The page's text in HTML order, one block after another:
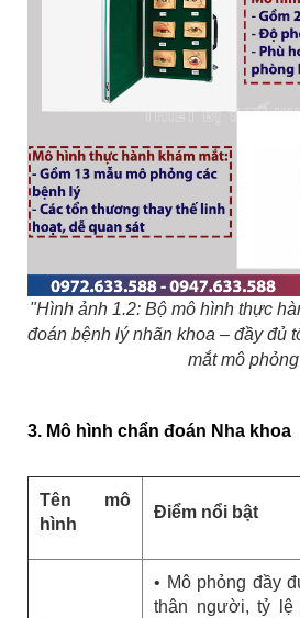
"Hình ảnh 1.2: Bộ mô hình thực
đoán bệnh lý nhãn khoa – đầy đủ
mắt mô
3. Mô hình chẩn đoán Nha khoa
Tên mô
hình
Điểm nổi bật
• Mô phỏng đầy
thân người, tỷ lệ